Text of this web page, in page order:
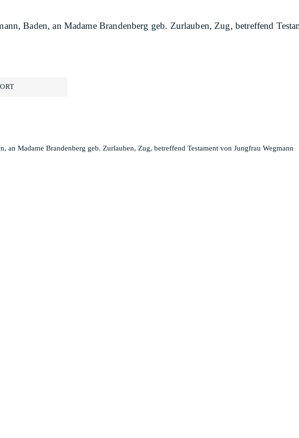
Baden, an Madame Brandenberg geb. Zurlauben, Zug, betreffend
an Madame Brandenberg geb. Zurlauben, Zug, betreffend Testament von Jungfrau Wegmann